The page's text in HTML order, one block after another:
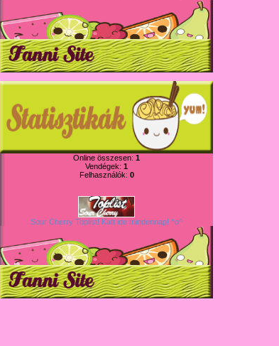
Online összesen: 1
Vendégek: 1
Felhasználók: 0
Sour Cherry Toplist! Katt ide mindennap! ^o^